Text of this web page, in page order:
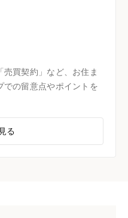
売買契約」など、お住ま
での留意点やポイントを
る